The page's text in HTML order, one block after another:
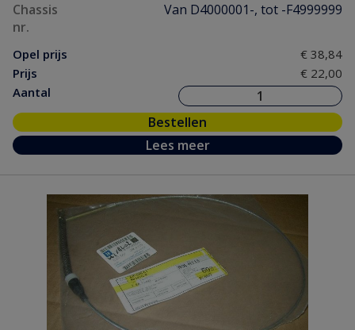
Chassis
nr.
Van D4000001-, tot -F4999999
Opel prijs
€ 38,84
Prijs
€ 22,00
Aantal
Bestellen
Lees meer